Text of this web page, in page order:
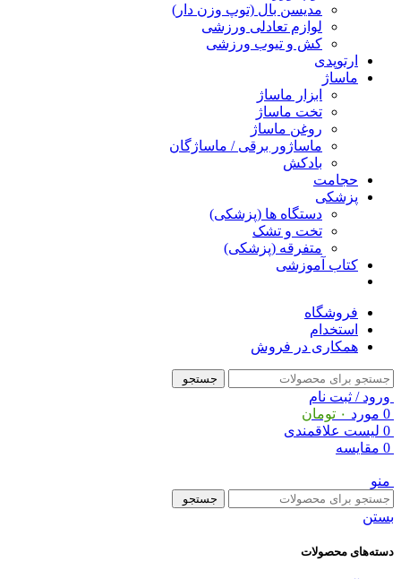
مدیسن بال (توپ وزن دار)
لوازم تعادلی ورزشی
کش و تیوب ورزشی
ارتوپدی
ماساژ
ابزار ماساژ
تخت ماساژ
روغن ماساژ
ماساژور برقی / ماساژگان
بادکش
حجامت
پزشکی
دستگاه ها (پزشکی)
تخت و تشک
متفرقه (پزشکی)
کتاب آموزشی
فروشگاه
استخدام
همکاری در فروش
جستجو
ورود / ثبت نام
0 مورد ۰ تومان
0 لیست علاقمندی
0 مقایسه
منو
جستجو
بستن
دسته‌های محصولات